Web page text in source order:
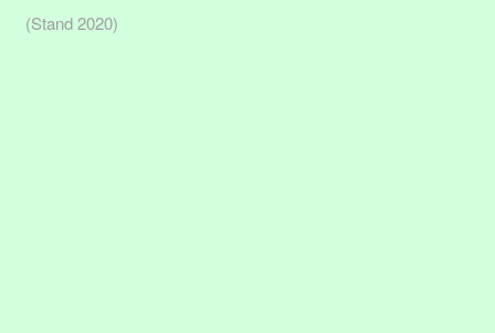
(Stand 2020)